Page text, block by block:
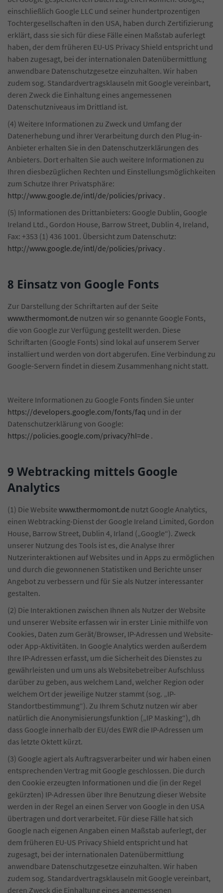
einschließlich Google LLC und seiner hundertprozentigen
Tochtergesellschaften in den USA, haben durch Zertifizierung
erklärt, dass sie sich für diese Fälle einen Maßstab auferlegt
haben, der dem früheren EU-US Privacy Shield entspricht und
haben zugesagt, bei der internationalen Datenübermittlung
anwendbare Datenschutzgesetze einzuhalten. Wir haben
zudem sog. Standardvertragsklauseln mit Google vereinbart,
deren Zweck die Einhaltung eines angemessenen
Datenschutzniveaus im Drittland ist.
(4) Weitere Informationen zu Zweck und Umfang der
Datenerhebung und ihrer Verarbeitung durch den Plug-in-
Anbieter erhalten Sie in den Datenschutzerklärungen des
Anbieters. Dort erhalten Sie auch weitere Informationen zu
Ihren diesbezüglichen Rechten und Einstellungsmöglichkeiten
zum Schutze Ihrer Privatsphäre:
http://www.google.de/intl/de/policies/privacy .
(5) Informationen des Drittanbieters: Google Dublin, Google
Ireland Ltd., Gordon House, Barrow Street, Dublin 4, Ireland,
Fax: +353 (1) 436 1001. Übersicht zum Datenschutz:
http://www.google.de/intl/de/policies/privacy .
8 Einsatz von Google Fonts
Zur Darstellung der Schriftarten auf der Seite
www.thermomont.de nutzen wir so genannte Google Fonts,
die von Google zur Verfügung gestellt werden. Diese
Schriftarten (Google Fonts) sind lokal auf unserem Server
installiert und werden von dort abgerufen. Eine Verbindung zu
Google-Servern findet in diesem Zusammenhang nicht statt.
Weitere Informationen zu Google Fonts finden Sie unter
https://developers.google.com/fonts/faq und in der
Datenschutzerklärung von Google:
https://policies.google.com/privacy?hl=de .
9 Webtracking mittels Google
Analytics
(1) Die Website www.thermomont.de nutzt Google Analytics,
einen Webtracking-Dienst der Google Ireland Limited, Gordon
House, Barrow Street, Dublin 4, Irland („Google“). Zweck
unserer Nutzung des Tools ist es, die Analyse Ihrer
Nutzerinteraktionen auf Websites und in Apps zu ermöglichen
und durch die gewonnenen Statistiken und Berichte unser
Angebot zu verbessern und für Sie als Nutzer interessanter
gestalten.
(2) Die Interaktionen zwischen Ihnen als Nutzer der Website
und unserer Website erfassen wir in erster Linie mithilfe von
Cookies, Daten zum Gerät/Browser, IP-Adressen und Website-
oder App-Aktivitäten. In Google Analytics werden außerdem
Ihre IP-Adressen erfasst, um die Sicherheit des Dienstes zu
gewährleisten und um uns als Websitebetreiber Aufschluss
darüber zu geben, aus welchem Land, welcher Region oder
welchem Ort der jeweilige Nutzer stammt (sog. „IP-
Standortbestimmung“). Zu Ihrem Schutz nutzen wir aber
natürlich die Anonymisierungsfunktion („IP Masking“), dh
dass Google innerhalb der EU/des EWR die IP-Adressen um
das letzte Oktett kürzt.
(3) Google agiert als Auftragsverarbeiter und wir haben einen
entsprechenden Vertrag mit Google geschlossen. Die durch
den Cookie erzeugten Informationen und die (in der Regel
gekürzten) IP-Adressen über Ihre Benutzung dieser Website
werden in der Regel an einen Server von Google in den USA
übertragen und dort verarbeitet. Für diese Fälle hat sich
Google nach eigenen Angaben einen Maßstab auferlegt, der
dem früheren EU-US Privacy Shield entspricht und hat
zugesagt, bei der internationalen Datenübermittlung
anwendbare Datenschutzgesetze einzuhalten. Wir haben
zudem sog. Standardvertragsklauseln mit Google vereinbart,
deren Zweck die Einhaltung eines angemessenen